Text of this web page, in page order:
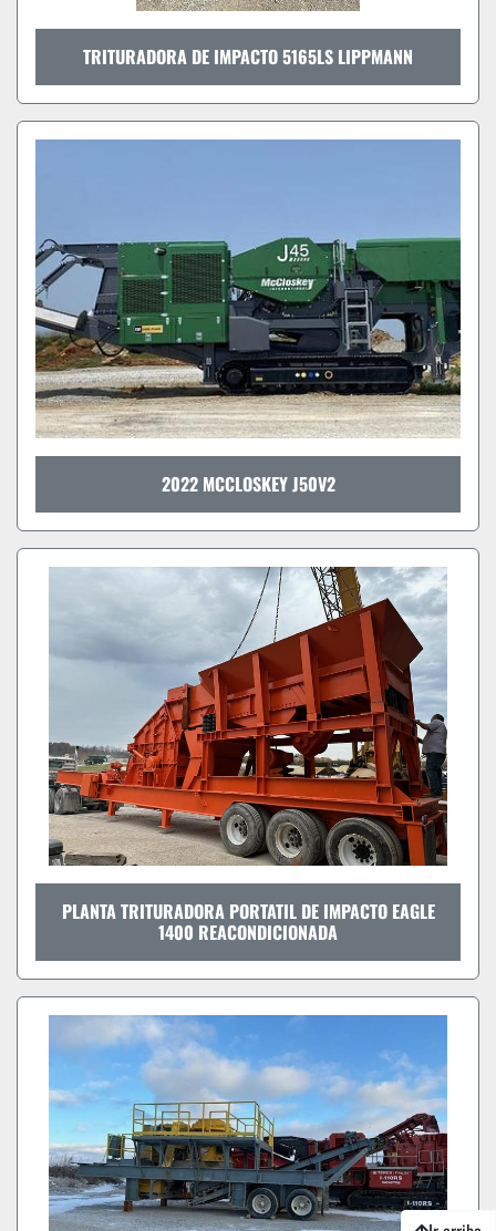
TRITURADORA DE IMPACTO 5165LS LIPPMANN
2022 MCCLOSKEY J50V2
PLANTA TRITURADORA PORTATIL DE IMPACTO EAGLE
1400 REACONDICIONADA